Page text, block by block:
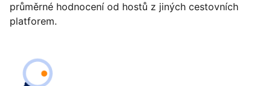
průměrné hodnocení od hostů z jiných cestovních
platforem.